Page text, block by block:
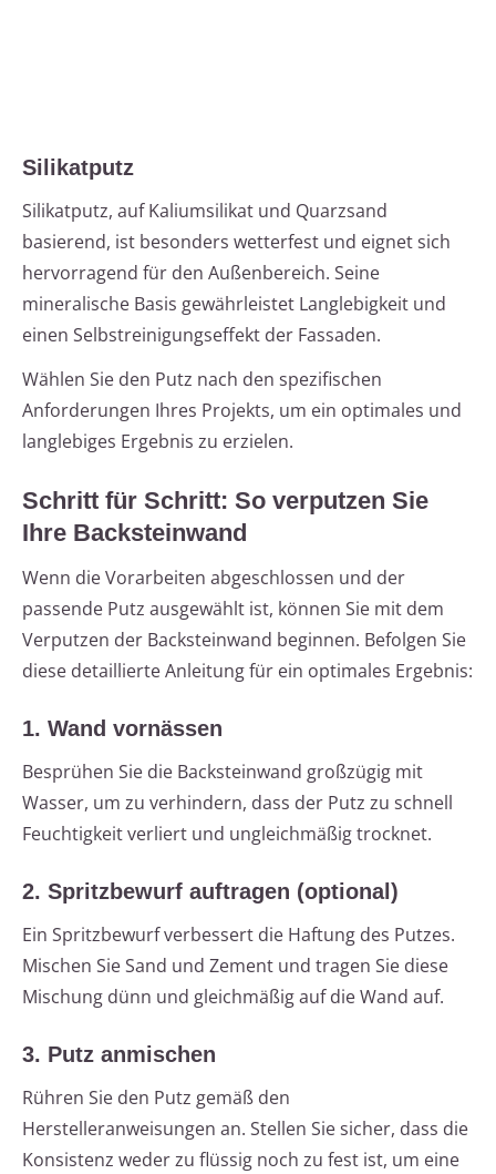
Silikatputz
Silikatputz, auf Kaliumsilikat und Quarzsand
basierend, ist besonders wetterfest und eignet sich
hervorragend für den Außenbereich. Seine
mineralische Basis gewährleistet Langlebigkeit und
einen Selbstreinigungseffekt der Fassaden.
Wählen Sie den Putz nach den spezifischen
Anforderungen Ihres Projekts, um ein optimales und
langlebiges Ergebnis zu erzielen.
Schritt für Schritt: So verputzen Sie
Ihre Backsteinwand
Wenn die Vorarbeiten abgeschlossen und der
passende Putz ausgewählt ist, können Sie mit dem
Verputzen der Backsteinwand beginnen. Befolgen Sie
diese detaillierte Anleitung für ein optimales Ergebnis:
1. Wand vornässen
Besprühen Sie die Backsteinwand großzügig mit
Wasser, um zu verhindern, dass der Putz zu schnell
Feuchtigkeit verliert und ungleichmäßig trocknet.
2. Spritzbewurf auftragen (optional)
Ein Spritzbewurf verbessert die Haftung des Putzes.
Mischen Sie Sand und Zement und tragen Sie diese
Mischung dünn und gleichmäßig auf die Wand auf.
3. Putz anmischen
Rühren Sie den Putz gemäß den
Herstelleranweisungen an. Stellen Sie sicher, dass die
Konsistenz weder zu flüssig noch zu fest ist, um eine